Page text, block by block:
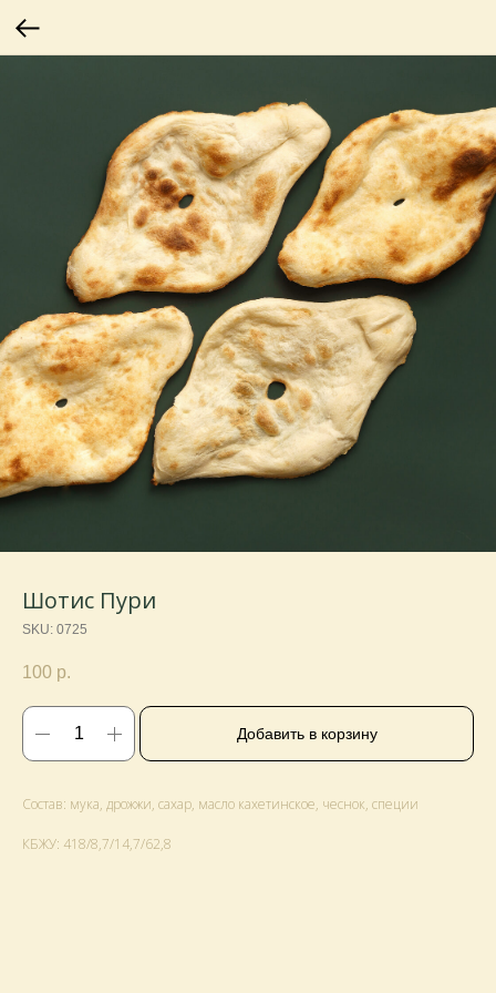
Шотис Пури
SKU: 0725
100 р.
Добавить в корзину
Состав: мука, дрожжи, сахар, масло кахетинское, чеснок, специи
КБЖУ: 418/8,7/14,7/62,8